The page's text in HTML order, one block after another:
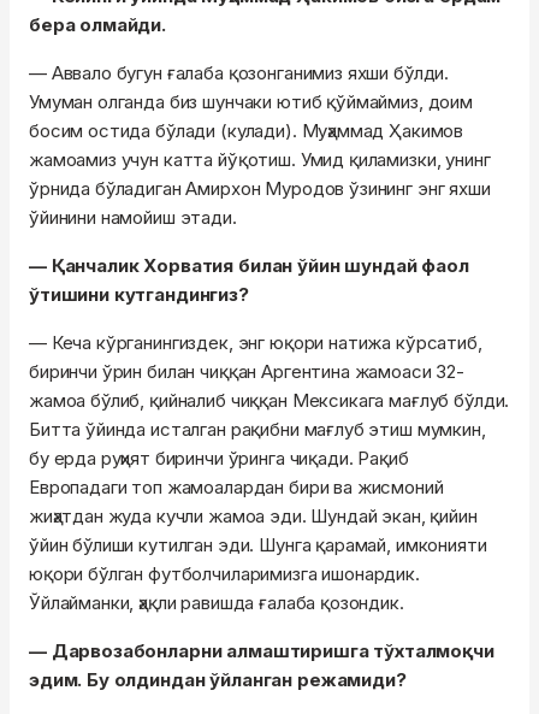
бера олмайди.
— Аввало бугун ғалаба қозонганимиз яхши бўлди.
Умуман олганда биз шунчаки ютиб қўймаймиз, доим
босим остида бўлади (кулади). Муҳаммад Ҳакимов
жамоамиз учун катта йўқотиш. Умид қиламизки, унинг
ўрнида бўладиган Амирхон Муродов ўзининг энг яхши
ўйинини намойиш этади.
— Қанчалик Хорватия билан ўйин шундай фаол
ўтишини кутгандингиз?
— Кеча кўрганингиздек, энг юқори натижа кўрсатиб,
биринчи ўрин билан чиққан Аргентина жамоаси 32-
жамоа бўлиб, қийналиб чиққан Мексикага мағлуб бўлди.
Битта ўйинда исталган рақибни мағлуб этиш мумкин,
бу ерда руҳият биринчи ўринга чиқади. Рақиб
Европадаги топ жамоалардан бири ва жисмоний
жиҳатдан жуда кучли жамоа эди. Шундай экан, қийин
ўйин бўлиши кутилган эди. Шунга қарамай, имконияти
юқори бўлган футболчиларимизга ишонардик.
Ўйлайманки, ҳақли равишда ғалаба қозондик.
— Дарвозабонларни алмаштиришга тўхталмоқчи
эдим. Бу олдиндан ўйланган режамиди?